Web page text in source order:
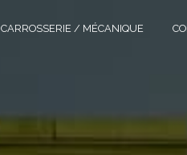
CARROSSERIE / MÉCANIQUE